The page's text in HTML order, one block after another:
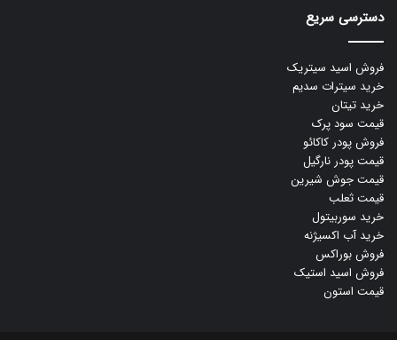
دسترسی سریع
فروش اسید سیتریک
خرید سیترات سدیم
خرید تیتان
قیمت سود پرک
فروش پودر کاکائو
قیمت پودر نارگیل
قیمت جوش شیرین
قیمت ثعلب
خرید سوربیتول
خرید آب اکسیژنه
فروش بوراکس
فروش اسید استیک
قیمت استون